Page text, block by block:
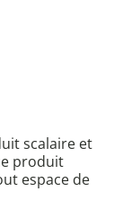
scalaire et
produit
espace de